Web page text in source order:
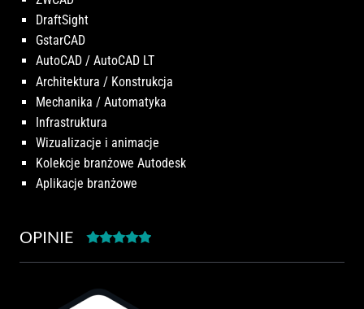
DraftSight
GstarCAD
AutoCAD / AutoCAD LT
Architektura / Konstrukcja
Mechanika / Automatyka
Infrastruktura
Wizualizacje i animacje
Kolekcje branżowe Autodesk
Aplikacje branżowe
OPINIE